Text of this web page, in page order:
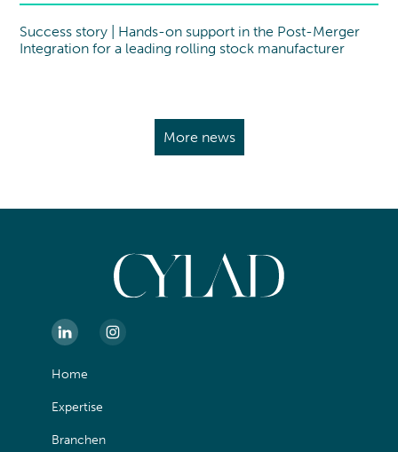
Success story
Success story | Hands-on support in the Post-Merger
Integration for a leading rolling stock manufacturer
More news
Home
Expertise
Branchen